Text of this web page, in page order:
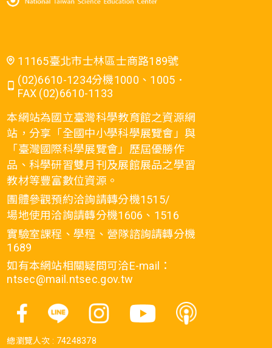
11165臺北市士林區士商路189號
(02)6610-1234分機1000、1005．
FAX (02)6610-1133
本網站為國立臺灣科學教育館之資源網
站，分享「全國中小學科學展覽會」與
「臺灣國際科學展覽會」歷屆優勝作
品、科學研習雙月刊及展館展品之學習
教材等豐富數位資源。
團體參觀預約洽詢請轉分機1515/
場地使用洽詢請轉分機1606、1516
實驗室課程、學程、營隊諮詢請轉分機
1689
如有本網站相關疑問可洽E-mail：
ntsec@mail.ntsec.gov.tw
總瀏覽人次 : 74248378